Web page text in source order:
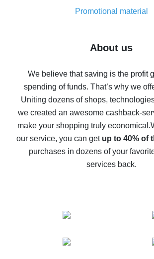
real thing
Five ways to get the most cash back
back
10% cash back on AliExpress - the
possible
The best cash back on AliExpress -
The best cash back service for
compare offers
Promotional material
About us
We believe that saving is the profit
spending of funds. That’s why we
Uniting dozens of shops,
we created an awesome cashback-
make your shopping truly economical.
our service, you can get up to 40% of
purchases in dozens of your
services back.